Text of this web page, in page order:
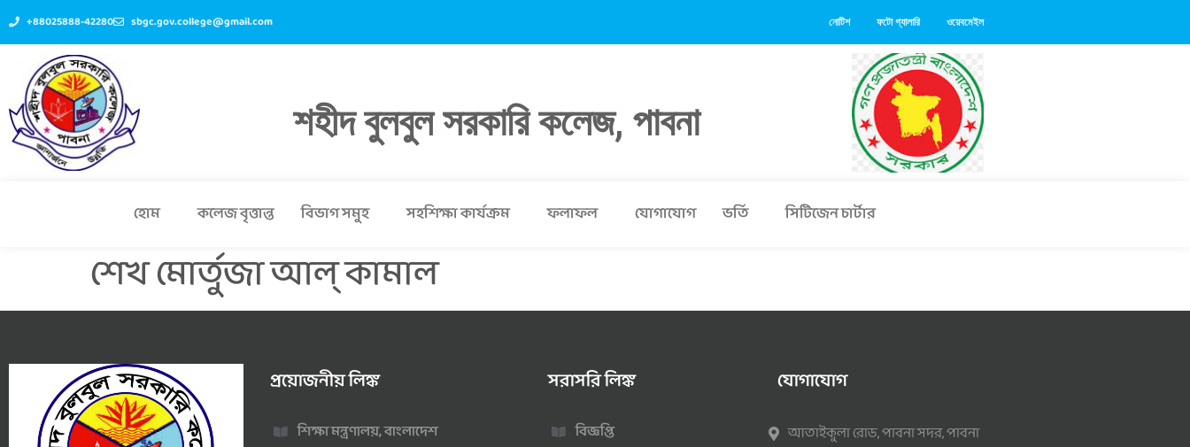
+88025888-42280 sbgc.gov.college@gmail.com নোটিশ ফটো গ্যালারি ওয়েবমেইল
শহীদ বুলবুল সরকারি কলেজ, পাবনা
হোম কলেজ বৃত্তান্ত বিভাগ সমুহ সহশিক্ষা কার্যক্রম ফলাফল যোগাযোগ ভর্তি সিটিজেন চার্টার
শেখ মোর্তুজা আল্ কামাল
প্রয়োজনীয় লিঙ্ক
শিক্ষা মন্ত্রণালয়, বাংলাদেশ
সরাসরি লিঙ্ক
বিজ্ঞপ্তি
যোগাযোগ
আতাইকুলা রোড, পাবনা সদর, পাবনা